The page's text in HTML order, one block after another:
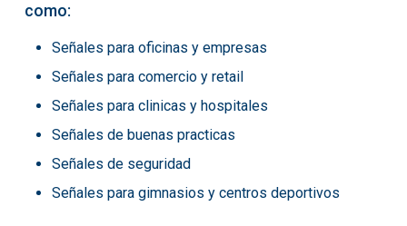
como:
Señales para oficinas y empresas
Señales para comercio y retail
Señales para clinicas y hospitales
Señales de buenas practicas
Señales de seguridad
Señales para gimnasios y centros deportivos